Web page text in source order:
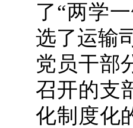
了“两学
选了运输
党员干部
召开的支
化制度化